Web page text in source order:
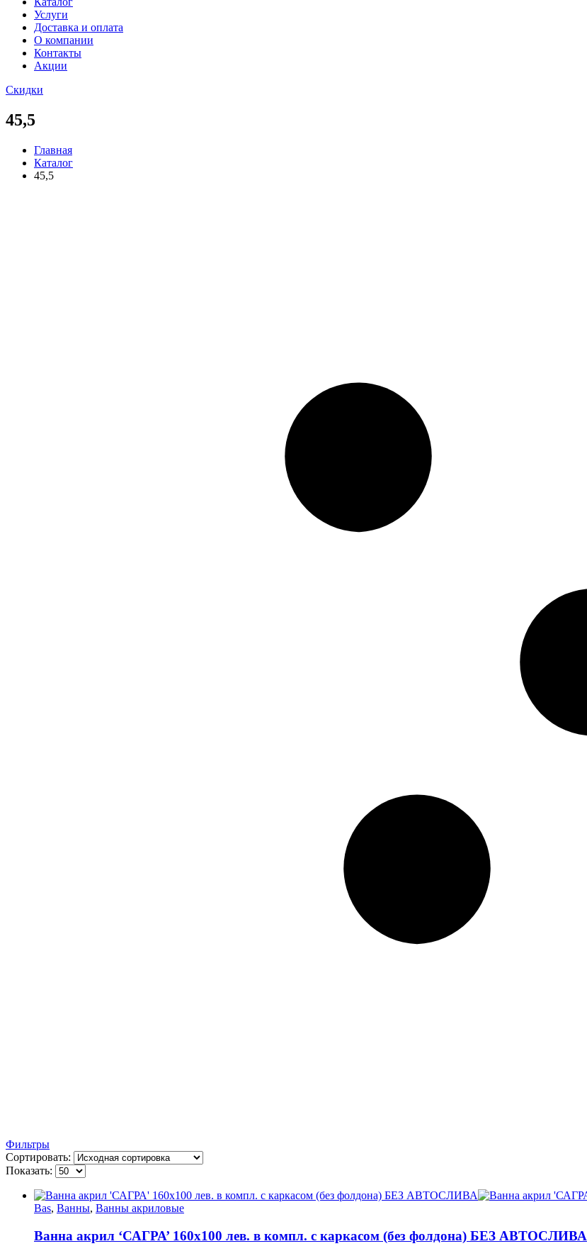
Услуги
Доставка и оплата
О компании
Контакты
Акции
Скидки
45,5
Главная
Каталог
45,5
Фильтры
Сортировать:
Показать:
Bas, Ванны, Ванны акриловые
Ванна акрил ‘САГРА’ 160х100 лев. в компл. с каркасом (без фолдона) БЕЗ АВТОСЛИВА